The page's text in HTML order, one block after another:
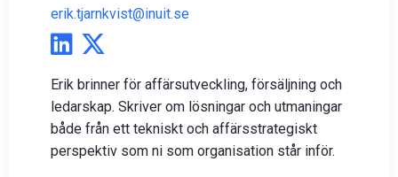
erik.tjarnkvist@inuit.se
Erik brinner för affärsutveckling, försäljning och
ledarskap. Skriver om lösningar och utmaningar
både från ett tekniskt och affärsstrategiskt
perspektiv som ni som organisation står inför.